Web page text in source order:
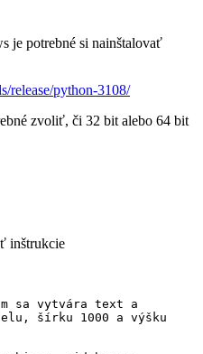
je potrebné si nainštalovať
release/python-3108/
zvoliť, či 32 bit alebo 64 bit
inštrukcie
sa vytvára text a
šírku 1000 a výšku